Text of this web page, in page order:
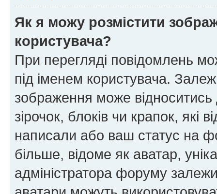
Як я можу розмістити
користувача?
При перегляді повідомлень
під іменем користувача.
зображення може відноситись
зірочок, блоків чи крапок, які
написали або ваш статус на
більше, відоме як аватар,
адміністратора форуму